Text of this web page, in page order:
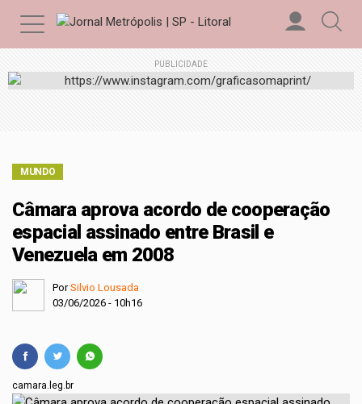
PUBLICIDADE
MUNDO
Câmara aprova acordo de cooperação
espacial assinado entre Brasil e
Venezuela em 2008
PorSilvio Lousada
03/06/2026 - 10h16
camara.leg.br